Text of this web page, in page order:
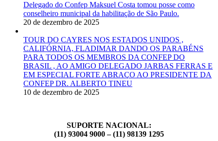
Delegado do Confep Maksuel Costa tomou posse como
conselheiro municipal da habilitação de São Paulo.
20 de dezembro de 2025
TOUR DO CAYRES NOS ESTADOS UNIDOS ,
CALIFÓRNIA, FLADIMAR DANDO OS PARABÉNS
PARA TODOS OS MEMBROS DA CONFEP DO
BRASIL , AO AMIGO DELEGADO JARBAS FERRAS E
EM ESPECIAL FORTE ABRAÇO AO PRESIDENTE DA
CONFEP DR. ALBERTO TINEU
10 de dezembro de 2025
SUPORTE NACIONAL:
(11) 93004 9000 – (11) 98139 1295